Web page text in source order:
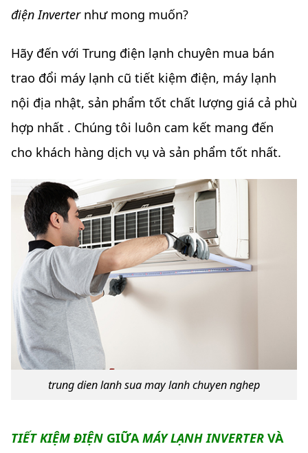
điện Inverter như mong muốn?
Hãy đến với Trung điện lạnh chuyên mua bán
trao đổi máy lạnh cũ tiết kiệm điện, máy lạnh
nội địa nhật, sản phẩm tốt chất lượng giá cả phù
hợp nhất . Chúng tôi luôn cam kết mang đến
cho khách hàng dịch vụ và sản phẩm tốt nhất.
trung dien lanh sua may lanh chuyen nghep
TIẾT KIỆM ĐIỆN GIỮA MÁY LẠNH INVERTER VÀ